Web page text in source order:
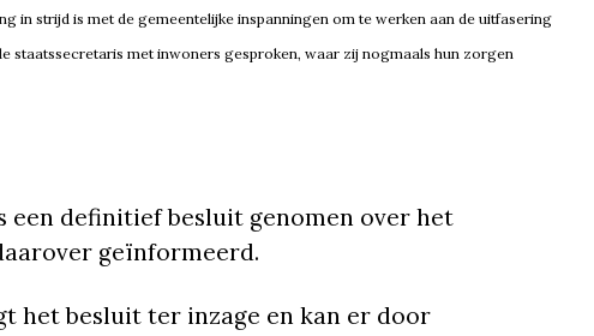
in strijd is met de gemeentelijke inspanningen om te werken aan de uitfasering
staatssecretaris met inwoners gesproken, waar zij nogmaals hun zorgen
een definitief besluit genomen over het
geïnformeerd.
het besluit ter inzage en kan er door